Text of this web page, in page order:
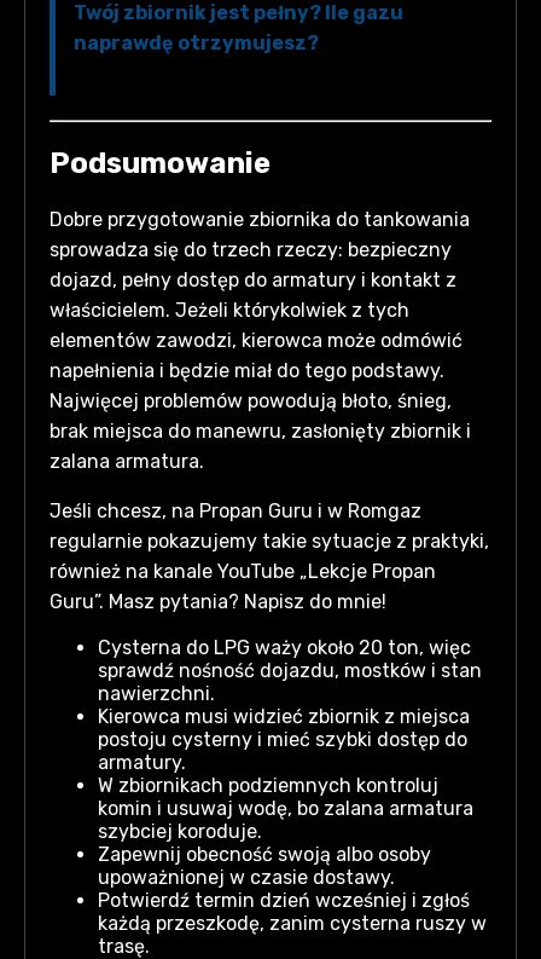
Twój zbiornik jest pełny? Ile gazu
naprawdę otrzymujesz?
Podsumowanie
Dobre przygotowanie zbiornika do tankowania
sprowadza się do trzech rzeczy: bezpieczny
dojazd, pełny dostęp do armatury i kontakt z
właścicielem. Jeżeli którykolwiek z tych
elementów zawodzi, kierowca może odmówić
napełnienia i będzie miał do tego podstawy.
Najwięcej problemów powodują błoto, śnieg,
brak miejsca do manewru, zasłonięty zbiornik i
zalana armatura.
Jeśli chcesz, na Propan Guru i w Romgaz
regularnie pokazujemy takie sytuacje z praktyki,
również na kanale YouTube „Lekcje Propan
Guru”. Masz pytania? Napisz do mnie!
Cysterna do LPG waży około 20 ton, więc
sprawdź nośność dojazdu, mostków i stan
nawierzchni.
Kierowca musi widzieć zbiornik z miejsca
postoju cysterny i mieć szybki dostęp do
armatury.
W zbiornikach podziemnych kontroluj
komin i usuwaj wodę, bo zalana armatura
szybciej koroduje.
Zapewnij obecność swoją albo osoby
upoważnionej w czasie dostawy.
Potwierdź termin dzień wcześniej i zgłoś
każdą przeszkodę, zanim cysterna ruszy w
trasę.